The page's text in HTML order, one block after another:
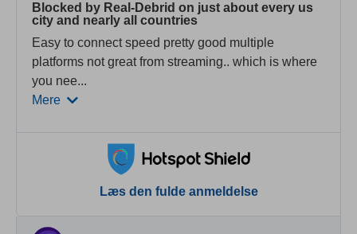
Blocked by Real-Debrid on just about every us
city and nearly all countries
Easy to connect speed pretty good multiple
platforms not great from streaming.. which is where
you nee...
Mere
Læs den fulde anmeldelse